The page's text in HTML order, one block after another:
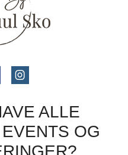
ALLE
OG